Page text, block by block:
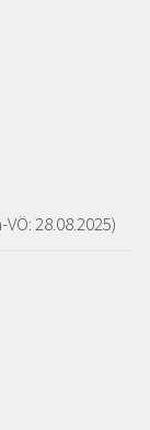
28.08.2025)